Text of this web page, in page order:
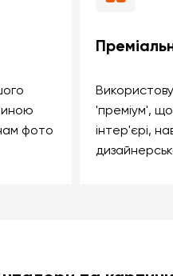
фото
'преміум',
інтер'єрі,